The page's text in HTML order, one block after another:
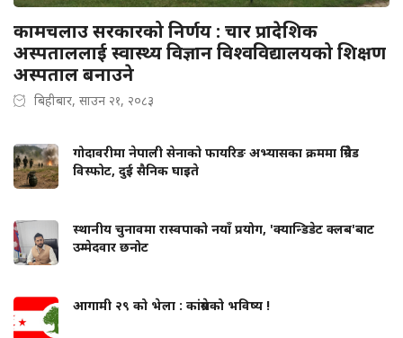
कामचलाउ सरकारको निर्णय : चार प्रादेशिक
अस्पताललाई स्वास्थ्य विज्ञान विश्वविद्यालयको शिक्षण
अस्पताल बनाउने
बिहीबार, साउन २१, २०८३
गोदावरीमा नेपाली सेनाको फायरिङ अभ्यासका क्रममा ग्रिनेड
विस्फोट, दुई सैनिक घाइते
स्थानीय चुनावमा रास्वपाको नयाँ प्रयोग, 'क्यान्डिडेट क्लब'बाट
उम्मेदवार छनोट
आगामी २९ को भेला : कांग्रेसको भविष्य !